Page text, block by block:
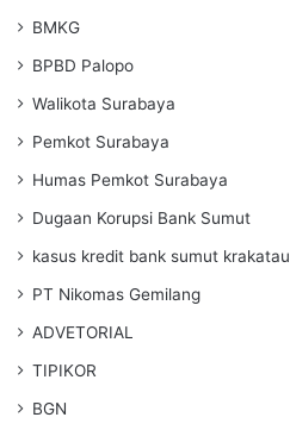
BMKG
BPBD Palopo
Walikota Surabaya
Pemkot Surabaya
Humas Pemkot Surabaya
Dugaan Korupsi Bank Sumut
kasus kredit bank sumut krakatau
PT Nikomas Gemilang
ADVETORIAL
TIPIKOR
BGN